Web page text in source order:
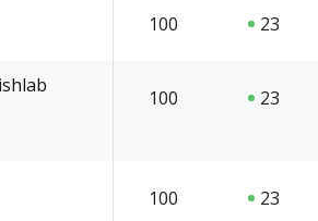
100 23
100 23
100 23